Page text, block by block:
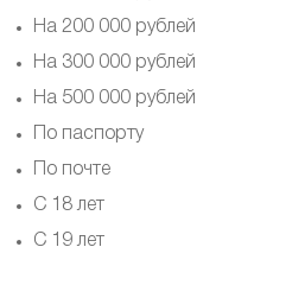
На 200 000 рублей
На 300 000 рублей
На 500 000 рублей
По паспорту
По почте
С 18 лет
С 19 лет